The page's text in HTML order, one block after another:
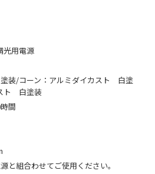
光用電源
装/コーン：アルミダイカスト 白塗
ト 白塗装
間
と組合わせてご使用ください。